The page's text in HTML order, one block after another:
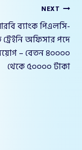
NEXT
ব্যাংক পিএলসি-
ট্রেইনি অফিসার পদে
– বেতন ৪০০০০
থেকে ৫০০০০ টাকা